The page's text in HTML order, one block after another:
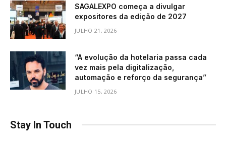
SAGALEXPO começa a divulgar
expositores da edição de 2027
JULHO 21, 2026
“A evolução da hotelaria passa cada
vez mais pela digitalização,
automação e reforço da segurança”
JULHO 15, 2026
Stay In Touch